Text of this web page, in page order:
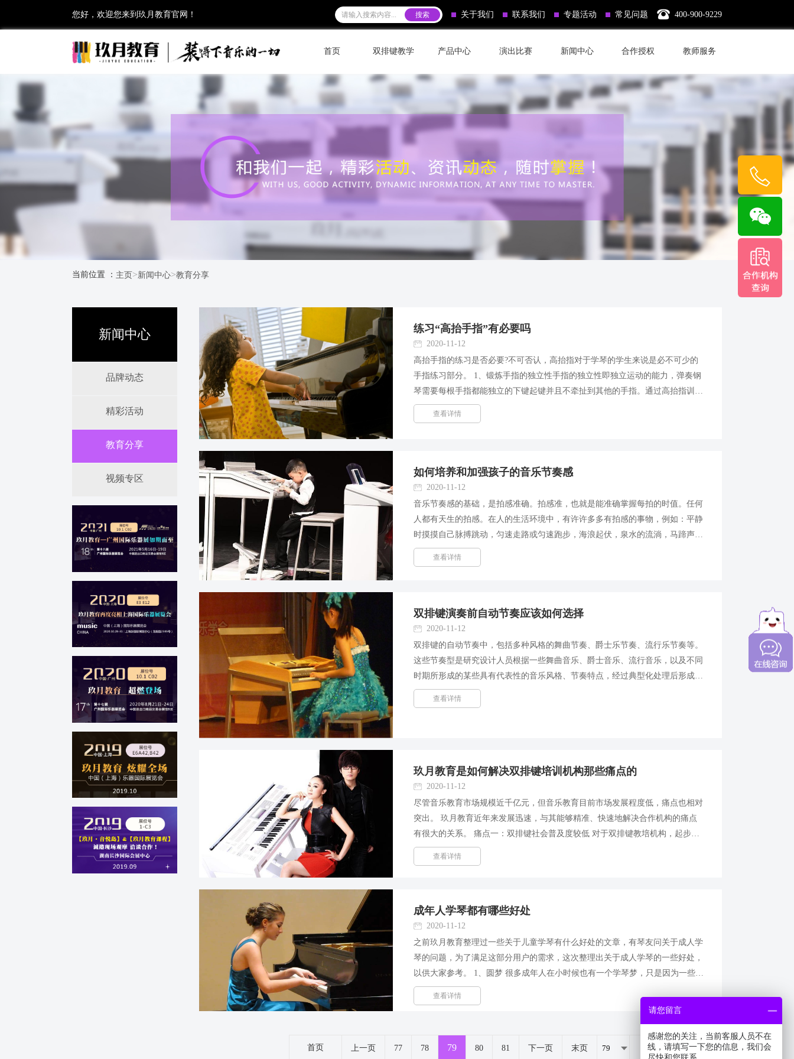
您好，欢迎您来到玖月教育官网！ 关于我们 联系我们 专题活动 常见问题 400-900-9229
首页 双排键教学 产品中心 演出比赛 新闻中心 合作授权 教师服务
当前位置 ： 主页>新闻中心>教育分享
新闻中心
品牌动态
精彩活动
教育分享
视频专区
练习“高抬手指”有必要吗
2020-11-12
高抬手指的练习是否必要?不可否认，高抬指对于学琴的学生来说是必不可少的
手指练习部分。 1、锻炼手指的独立性手指的独立性即独立运动的能力，弹奏钢
琴需要每根手指都能独立的下键起键并且不牵扯到其他的手指。通过高抬指训
练，从而锻炼掌关节独立运动的能力。由于特殊的生理结构，人的四指和五指的
支撑和运动都要牵扯和依附其...
查看详情
如何培养和加强孩子的音乐节奏感
2020-11-12
音乐节奏感的基础，是拍感准确。拍感准，也就是能准确掌握每拍的时值。任何
人都有天生的拍感。在人的生活环境中，有许许多多有拍感的事物，例如：平静
时摸摸自己脉搏跳动，匀速走路或匀速跑步，海浪起伏，泉水的流淌，马蹄声
声，细雨滴滴，大而至日日夜夜，四季往复，小而至钉上一个钉子所有这类事物
和活动，都包括有近似匀速...
查看详情
双排键演奏前自动节奏应该如何选择
2020-11-12
双排键的自动节奏中，包括多种风格的舞曲节奏、爵士乐节奏、流行乐节奏等。
这些节奏型是研究设计人员根据一些舞曲音乐、爵士音乐、流行音乐，以及不同
时期所形成的某些具有代表性的音乐风格、节奏特点，经过典型化处理后形成的
多种固定的节奏模式。这些自动节奏型都是以某种单元小节(如一小节或两小节)
进行无限重复的。它具有节...
查看详情
玖月教育是如何解决双排键培训机构那些痛点的
2020-11-12
尽管音乐教育市场规模近千亿元，但音乐教育目前市场发展程度低，痛点也相对
突出。 玖月教育近年来发展迅速，与其能够精准、快速地解决合作机构的痛点
有很大的关系。 痛点一：双排键社会普及度较低 对于双排键教培机构，起步就
比别的乐器培训晚，而且更加艰难。双排键进入国内时间并不长，很多地方都不
敢开设双排键课程，原因就...
查看详情
成年人学琴都有哪些好处
2020-11-12
之前玖月教育整理过一些关于儿童学琴有什么好处的文章，有琴友问关于成人学
琴的问题，为了满足这部分用户的需求，这次整理出关于成人学琴的一些好处，
以供大家参考。 1、圆梦 很多成年人在小时候也有一个学琴梦，只是因为一些其
他方面的因素(比如家庭经济条件不允许，或者是父母的干涉等)而不能去实现。
但是，今非昔比，成年人...
查看详情
首页 上一页 77 78 79 80 81 下一页 末页 共 264页1319条
请您留言
感谢您的关注，当前客服人员不在
线，请填写一下您的信息，我们会